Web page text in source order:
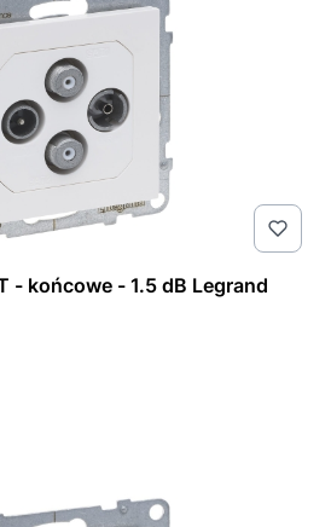
- końcowe - 1.5 dB Legrand